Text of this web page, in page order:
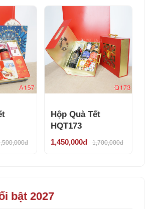
Hộp Quà Tết
HQT173
1,450,000đ 1,700,000đ
bật 2027